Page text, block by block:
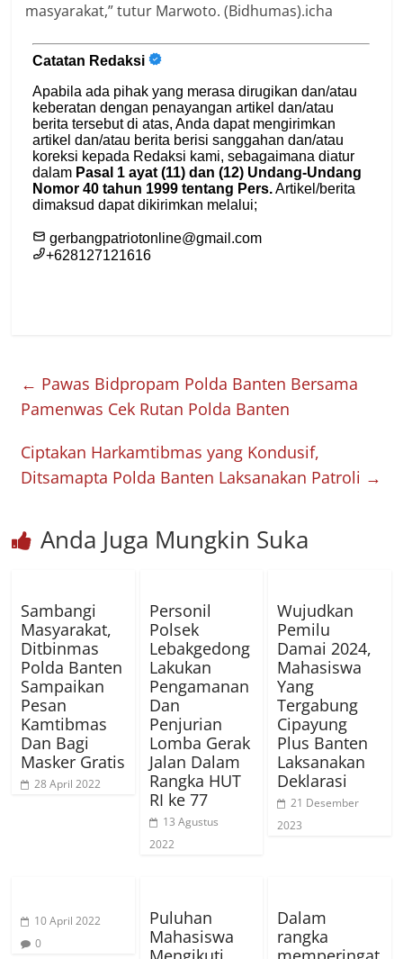
masyarakat,” tutur Marwoto. (Bidhumas).icha
← Pawas Bidpropam Polda Banten Bersama
Pamenwas Cek Rutan Polda Banten
Ciptakan Harkamtibmas yang Kondusif,
Ditsamapta Polda Banten Laksanakan Patroli →
Anda Juga Mungkin Suka
Sambangi
Masyarakat,
Ditbinmas
Polda Banten
Sampaikan
Pesan
Kamtibmas
Dan Bagi
Masker Gratis
28 April 2022
Personil
Polsek
Lebakgedong
Lakukan
Pengamanan
Dan
Penjurian
Lomba Gerak
Jalan Dalam
Rangka HUT
RI ke 77
13 Agustus
2022
Wujudkan
Pemilu
Damai 2024,
Mahasiswa
Yang
Tergabung
Cipayung
Plus Banten
Laksanakan
Deklarasi
21 Desember
2023
10 April 2022
0
Puluhan
Mahasiswa
Dalam
rangka